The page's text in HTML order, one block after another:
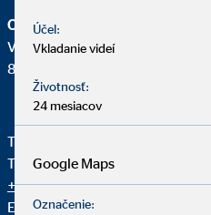
OVB Allfinanz Slovensko a.s.
Vajnorská 100/A
831 04 Bratislava - mestská časť
Telefón pre klientov OVB:
Telefón Centrála OVB:
+421 2 58 10 24 12
E-mail:info@ovb.sk
Účel:
Vkladanie videí
Životnosť:
24 mesiacov
Google Maps
Označenie: